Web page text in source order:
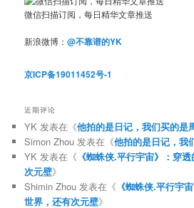
微信扫描订阅，每日精华文章推送
新浪微博：@不靠谱的YK
京ICP备19011452号-1
近期评论
YK 发表在《他拍的是日记，我们买的是
Simon Zhou 发表在《他拍的是日记，我
YK 发表在《 《蜘蛛侠.平行宇宙》：穿
次元壁》
Shimin Zhou 发表在《 《蜘蛛侠.平行宇
世界，还有次元壁》